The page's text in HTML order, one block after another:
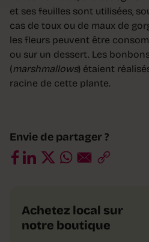
et ses feuilles sont utilisées,
cas de toux ou de maux de
les fleurs peuvent être
ou sur un dessert. Les
(marshmallows) étaient
racine de cette plante.
Envie de partager ?
Achetez local sur
notre boutique